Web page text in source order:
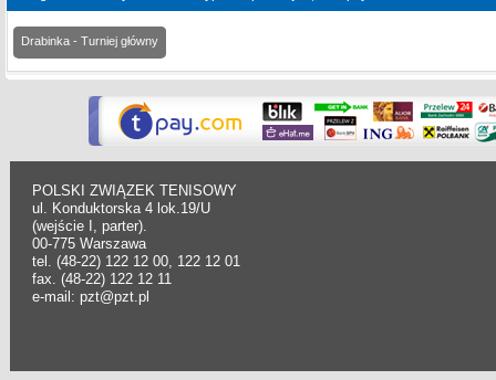
Drabinka - Turniej główny
POLSKI ZWIĄZEK TENISOWY
ul. Konduktorska 4 lok.19/U
(wejście I, parter).
00-775 Warszawa
tel. (48-22) 122 12 00, 122 12 01
fax. (48-22) 122 12 11
e-mail: pzt@pzt.pl